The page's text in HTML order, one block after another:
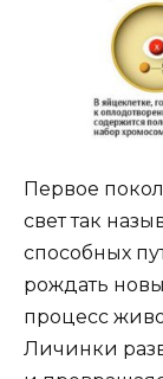
Первое
свет так
способных
рождать
процесс
Личинки